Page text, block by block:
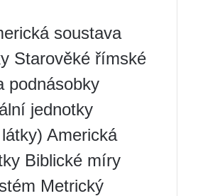
soustava
Starověké římské
podnásobky
jednotky
Americká
Biblické míry
Metrický